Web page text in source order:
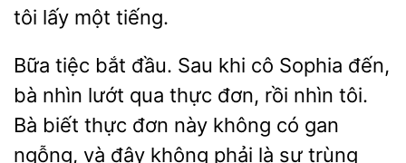
lấy
tiếng.
Bữa tiệc bắt đầu. Sau khi cô Sophia đến,
bà nhìn lướt qua thực đơn, rồi nhìn tôi.
Bà
thực đơn này không
ngỗng, và đây không phải là sự trùng